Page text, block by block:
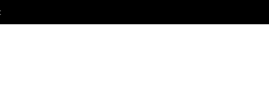
na lotnisku, dworcu, w hotelu i na miejscu